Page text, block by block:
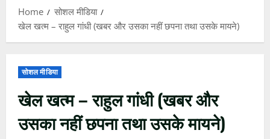
Home
सोशल मीडिया
खेल खत्म – राहुल गांधी (खबर और उसका नहीं छपना तथा उसके मायने)
सोशल मीडिया
खेल खत्म – राहुल गांधी (खबर और
उसका नहीं छपना तथा उसके मायने)